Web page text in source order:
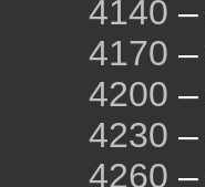
4140 –
4170 –
4200 –
4230 –
4260 –